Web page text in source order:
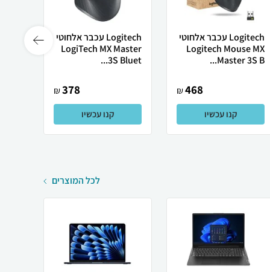
Logitech עכבר אלחוטי
Logitech Mouse MX
Master 3S B...
468
₪
קנו עכשיו
Logitech ‏עכבר ‏אלחוטי
LogiTech MX Master
3S Bluet...
378
₪
קנו עכשיו
לכל המוצרים